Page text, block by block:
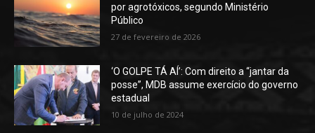
por agrotóxicos, segundo Ministério
Público
27 de fevereiro de 2026
‘O GOLPE TÁ AÍ’: Com direito a “jantar da
posse”, MDB assume exercício do governo
estadual
10 de julho de 2024